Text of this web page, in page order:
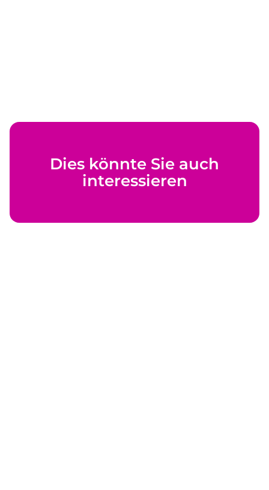
Dies könnte Sie auch
interessieren